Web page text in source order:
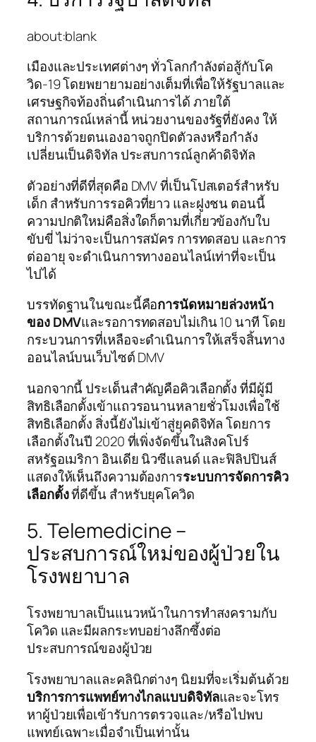
about:blank
เมืองและประเทศต่างๆ ทั่วโลกกำลังต่อสู้กับโค
วิด-19 โดยพยายามอย่างเต็มที่เพื่อให้รัฐบาลและ
เศรษฐกิจท้องถิ่นดำเนินการได้ ภายใต้
สถานการณ์เหล่านี้ หน่วยงานของรัฐที่ยังคง ให้
บริการด้วยตนเองอาจถูกปิดตัวลงหรือกำลัง
เปลี่ยนเป็นดิจิทัล ประสบการณ์ลูกค้าดิจิทัล
ตัวอย่างที่ดีที่สุดคือ DMV ที่เป็นโปสเตอร์สำหรับ
เด็ก สำหรับการรอคิวที่ยาว และฝูงชน ตอนนี้
ความปกติใหม่คือสิ่งใดก็ตามที่เกี่ยวข้องกับใบ
ขับขี่ ไม่ว่าจะเป็นการสมัคร การทดสอบ และการ
ต่ออายุ จะดำเนินการทางออนไลน์เท่าที่จะเป็น
ไปได้
บรรทัดฐานในขณะนี้คือการนัดหมายล่วงหน้า
ของ DMVและรอการทดสอบไม่เกิน 10 นาที โดย
กระบวนการที่เหลือจะดำเนินการให้เสร็จสิ้นทาง
ออนไลน์บนเว็บไซต์ DMV
นอกจากนี้ ประเด็นสำคัญคือคิวเลือกตั้ง ที่มีผู้มี
สิทธิเลือกตั้งเข้าแถวรอนานหลายชั่วโมงเพื่อใช้
สิทธิเลือกตั้ง สิ่งนี้ยังไม่เข้าสู่ยุคดิจิทัล โดยการ
เลือกตั้งในปี 2020 ที่เพิ่งจัดขึ้นในสิงคโปร์
สหรัฐอเมริกา อินเดีย นิวซีแลนด์ และฟิลิปปินส์
แสดงให้เห็นถึงความต้องการระบบการจัดการคิว
เลือกตั้งที่ดีขึ้น สำหรับยุคโควิด
5. Telemedicine –
ประสบการณ์ใหม่ของผู้ป่วยใน
โรงพยาบาล
โรงพยาบาลเป็นแนวหน้าในการทำสงครามกับ
โควิด และมีผลกระทบอย่างลึกซึ้งต่อ
ประสบการณ์ของผู้ป่วย
โรงพยาบาลและคลินิกต่างๆ นิยมที่จะเริ่มต้นด้วย
บริการการแพทย์ทางไกลแบบดิจิทัลและจะโทร
หาผู้ป่วยเพื่อเข้ารับการตรวจและ/หรือไปพบ
แพทย์เฉพาะเมื่อจำเป็นเท่านั้น